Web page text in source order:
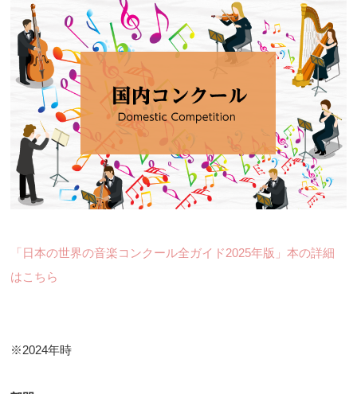
「日本の世界の音楽コンクール全ガイド2025年版」本の詳細
はこちら
※2024年時